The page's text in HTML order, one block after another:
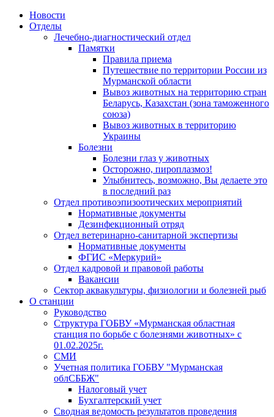
Новости
Отделы
Лечебно-диагностический отдел
Памятки
Правила приема
Путешествие по территории России из
Мурманской области
Вывоз животных на территорию стран
Беларусь, Казахстан (зона таможенного
союза)
Вывоз животных в территорию
Украины
Болезни
Болезни глаз у животных
Осторожно, пироплазмоз!
Улыбнитесь, возможно, Вы делаете это
в последний раз
Отдел противоэпизоотических мероприятий
Нормативные документы
Дезинфекционный отряд
Отдел ветеринарно-санитарной экспертизы
Нормативные документы
ФГИС «Меркурий»
Отдел кадровой и правовой работы
Вакансии
Сектор аквакультуры, физиологии и болезней рыб
О станции
Руководство
Структура ГОБВУ «Мурманская областная
станция по борьбе с болезнями животных» c
01.02.2025г.
СМИ
Учетная политика ГОБВУ "Мурманская
облСББЖ"
Налоговый учет
Бухгалтерский учет
Сводная ведомость результатов проведения